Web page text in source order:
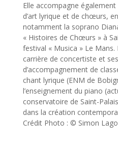
Elle accompagne
d’art lyrique et de chœurs,
notamment la soprano
« Histoires de Chœurs » à
festival « Musica » Le
carrière de concertiste et
d’accompagnement de
chant lyrique (ENM de
l’enseignement du piano
conservatoire de Saint-
dans la création
Crédit Photo : © Simon